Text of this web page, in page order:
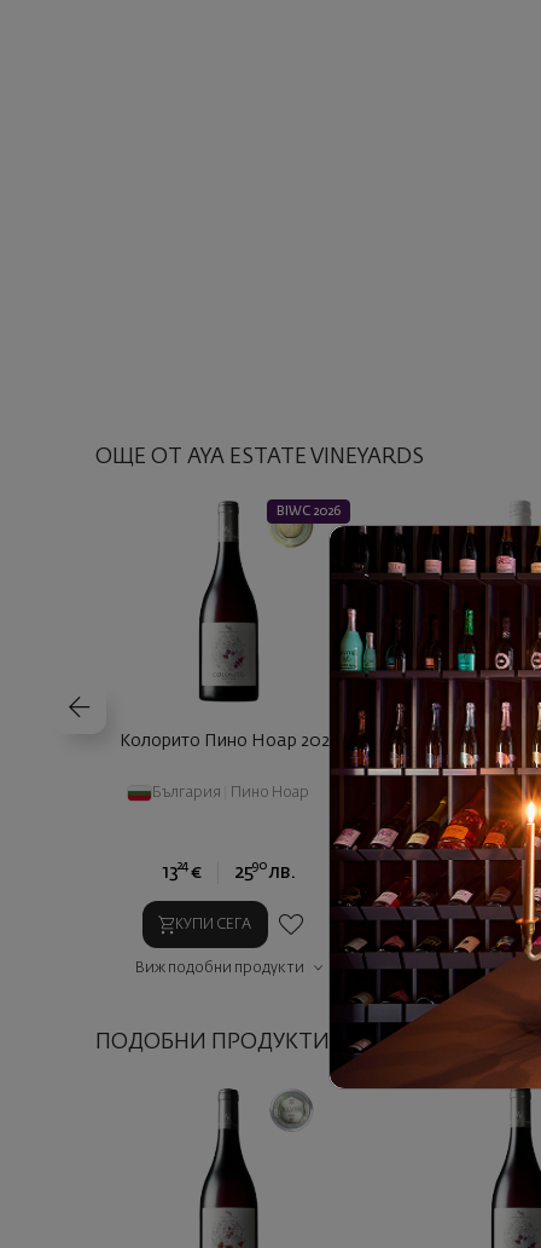
ОЩЕ ОТ AYA ESTATE VINEYARDS
BIWC 2026
Колорито Пино Ноар 2023
България Пино Ноар
1324 € 2590 лв.
КУПИ СЕГА
Виж подобни продукти
Колорито
България |
Ранна Мелн.
Широка
€ 29
КУПИ СЕГА
Виж подобни
ПОДОБНИ ПРОДУКТИ